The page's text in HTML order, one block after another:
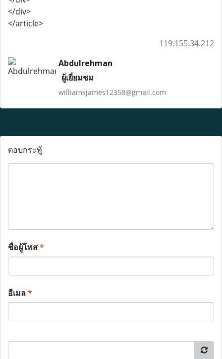
</div>
</article>
119.155.34.212
Abdulrehman
ผู้เยี่ยมชม
williamsjames12358@gmail.com
ตอบกระทู้
ชื่อผู้โพส*
อีเมล*